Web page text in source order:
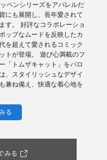
ペンシリーズをアパレルだ
にも展開し、長年愛されて
す。 好評なコラボレーショ
ップなムードを反映したカ
を超えて愛されるコミック
トが登場。 遊び心満載のフ
「トムザキャット」をパロ
、スタイリッシュなデザイ
兼ね備え、快適な着心地を
る
みる